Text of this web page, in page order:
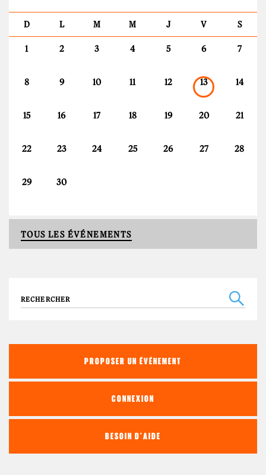
D L M M J V S
1 2 3 4 5 6 7
8 9 10 11 12 13 14
15 16 17 18 19 20 21
22 23 24 25 26 27 28
29 30
TOUS LES ÉVÉNEMENTS
Recherche
PROPOSER UN ÉVÉNEMENT
CONNEXION
BESOIN D'AIDE